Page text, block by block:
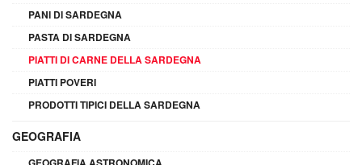
PANI DI SARDEGNA
PASTA DI SARDEGNA
PIATTI DI CARNE DELLA SARDEGNA
PIATTI POVERI
PRODOTTI TIPICI DELLA SARDEGNA
GEOGRAFIA